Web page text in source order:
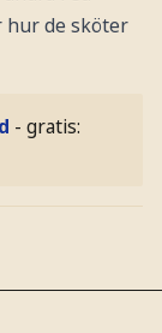
hur de sköter
- gratis: